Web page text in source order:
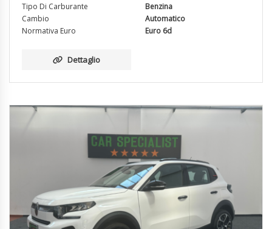
Tipo Di Carburante
Benzina
Cambio
Automatico
Normativa Euro
Euro 6d
Dettaglio